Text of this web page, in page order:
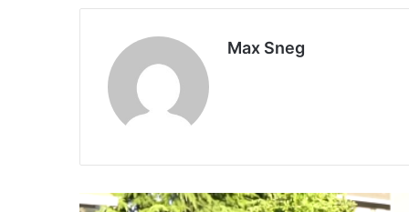
Max Sneg